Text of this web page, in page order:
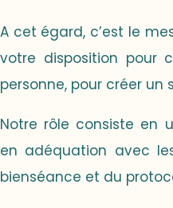
A cet égard, c’est le
votre disposition
personne, pour créer
Notre rôle consiste en
en adéquation avec
bienséance et du